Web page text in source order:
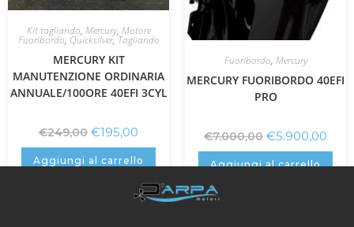
Kit tagliando, Mercury, Motore
Fuoribordo, Quicksilver,Tagliando
MERCURY KIT
MANUTENZIONE ORDINARIA
ANNUALE/100ORE 40EFI 3CYL
€249,00 €195,00
Aggiungi al carrello
Fuoribordo, Mercury
MERCURY FUORIBORDO 40EFI
PRO
€7.000,00 €5.900,00
Aggiungi al carrello